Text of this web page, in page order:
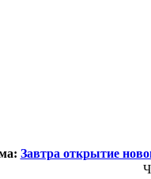
Завтра открытие